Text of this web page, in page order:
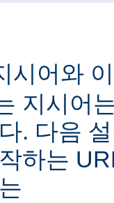
시어와
지시어
. 다음
하는